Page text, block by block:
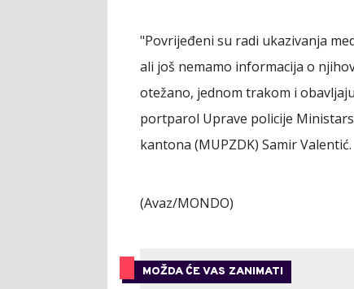
"Povrijeđeni su radi ukazivanja
ali još nemamo informacija o
otežano, jednom trakom i
portparol Uprave policije
kantona (MUPZDK) Samir Valentić.
(Avaz/MONDO)
MOŽDA ĆE VAS ZANIMATI